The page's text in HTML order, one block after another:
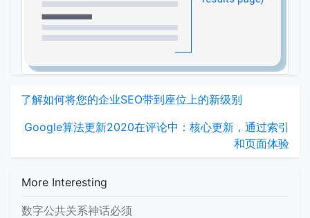
了解如何将您的企业SEO带到座位上的新级别
Google算法更新2020在评论中：核心更新，通过索引
和页面体验
More Interesting
数字公共关系神话必须